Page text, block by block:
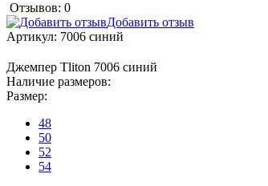
Отзывов: 0
Добавить отзыв
Артикул: 7006 синий
Джемпер Tliton 7006 синий
Наличие размеров:
Размер:
48
50
52
54